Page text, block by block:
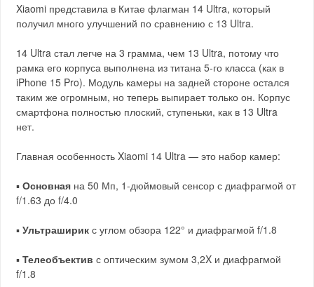
Xiaomi представила в Китае флагман 14 Ultra, который
получил много улучшений по сравнению с 13 Ultra.
14 Ultra стал легче на 3 грамма, чем 13 Ultra, потому что
рамка его корпуса выполнена из титана 5-го класса (как в
iPhone 15 Pro). Модуль камеры на задней стороне остался
таким же огромным, но теперь выпирает только он. Корпус
смартфона полностью плоский, ступеньки, как в 13 Ultra
нет.
Главная особенность Xiaomi 14 Ultra — это набор камер:
▪️Основная на 50 Мп, 1-дюймовый сенсор с диафрагмой от
f/1.63 до f/4.0
▪️Ультраширик с углом обзора 122° и диафрагмой f/1.8
▪️Телеобъектив с оптическим зумом 3,2X и диафрагмой
f/1.8